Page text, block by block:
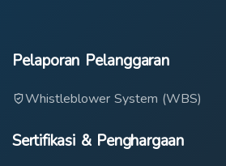
Pelaporan Pelanggaran
Whistleblower System (WBS)
Sertifikasi & Penghargaan